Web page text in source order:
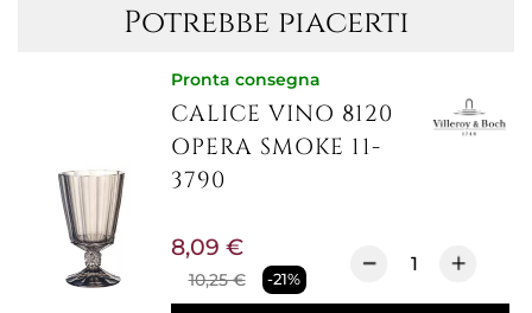
Potrebbe piacerti
Pronta consegna
CALICE VINO 8120
OPERA SMOKE 11-
3790
10,25 € -21%
8,09 €